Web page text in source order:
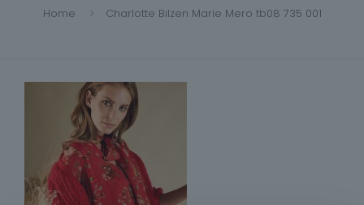
Home Charlotte Bilzen Marie Mero tb08 735 001